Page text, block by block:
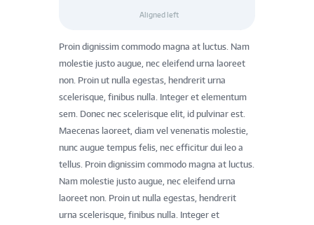
Aligned left
Proin dignissim commodo magna at luctus. Nam
molestie justo augue, nec eleifend urna laoreet
non. Proin ut nulla egestas, hendrerit urna
scelerisque, finibus nulla. Integer et elementum
sem. Donec nec scelerisque elit, id pulvinar est.
Maecenas laoreet, diam vel venenatis molestie,
nunc augue tempus felis, nec efficitur dui leo a
tellus. Proin dignissim commodo magna at luctus.
Nam molestie justo augue, nec eleifend urna
laoreet non. Proin ut nulla egestas, hendrerit
urna scelerisque, finibus nulla. Integer et